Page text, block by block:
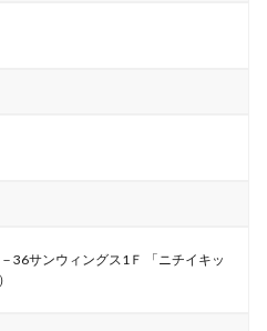
36サンウィングス1Ｆ 「ニチイキッ